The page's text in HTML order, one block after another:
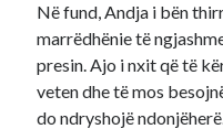
Në fund, Andja i bën
marrëdhënie të
presin. Ajo i nxit që të
veten dhe të mos
do ndryshojë